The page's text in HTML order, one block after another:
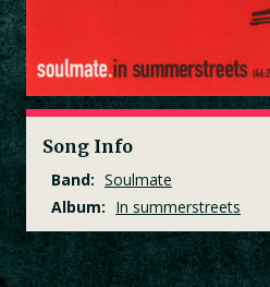
Song Info
Band: Soulmate
Album: In summerstreets